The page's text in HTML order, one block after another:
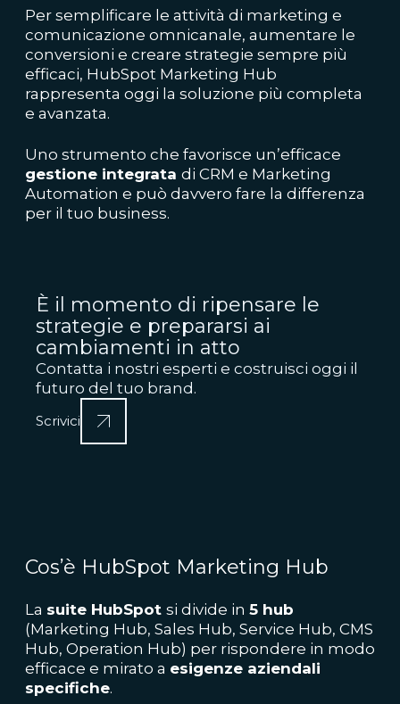
Per semplificare le attività di marketing e
comunicazione omnicanale, aumentare le
conversioni e creare strategie sempre più
efficaci, HubSpot Marketing Hub
rappresenta oggi la soluzione più completa
e avanzata.
Uno strumento che favorisce un’efficace
gestione integrata di CRM e Marketing
Automation e può davvero fare la differenza
per il tuo business.
È il momento di ripensare le
strategie e prepararsi ai
cambiamenti in atto
Contatta i nostri esperti e costruisci oggi il
futuro del tuo brand.
Scrivici
Cos’è HubSpot Marketing Hub
La suite HubSpot si divide in 5 hub
(Marketing Hub, Sales Hub, Service Hub, CMS
Hub, Operation Hub) per rispondere in modo
efficace e mirato a esigenze aziendali
specifiche.